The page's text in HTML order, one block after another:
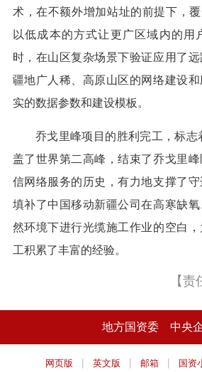
术，在不额外增加站址的前提下，覆
以低成本的方式让更广区域内的用
时，在山区复杂场景下验证应用了
疆地广人稀、高原山区的网络建设
实的数据参数和建设模板。
乔戈里峰项目的胜利完工，标志
盖了世界第二高峰，结束了乔戈里
信网络服务的历史，有力地支撑了守
填补了中国移动新疆公司在高寒缺
然环境下进行光缆施工作业的空白
工积累了丰富的经验。
【
地方国资委 中央
网页版 | 英文版 | 邮箱 | 国资